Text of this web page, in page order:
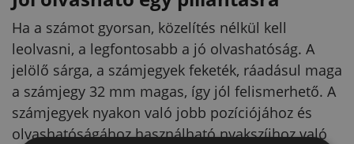
Ha a számot gyorsan, közelítés nélkül kell
leolvasni, a legfontosabb a jó olvashatóság. A
jelölő sárga, a számjegyek feketék, ráadásul maga
a számjegy 32 mm magas, így jól felismerhető. A
számjegyek nyakon való jobb pozíciójához és
olvashatóságához használható nyakszíjhoz való